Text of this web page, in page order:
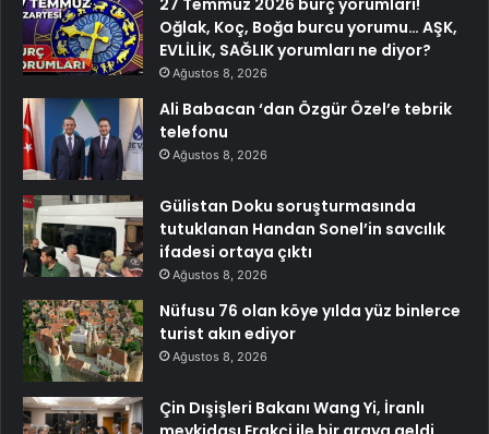
Oğlak, Koç, Boğa burcu yorumu… AŞK,
EVLİLİK, SAĞLIK yorumları ne diyor?
Ağustos 8, 2026
Ali Babacan ‘dan Özgür Özel’e tebrik
telefonu
Ağustos 8, 2026
Gülistan Doku soruşturmasında
tutuklanan Handan Sonel’in savcılık
ifadesi ortaya çıktı
Ağustos 8, 2026
Nüfusu 76 olan köye yılda yüz binlerce
turist akın ediyor
Ağustos 8, 2026
Çin Dışişleri Bakanı Wang Yi, İranlı